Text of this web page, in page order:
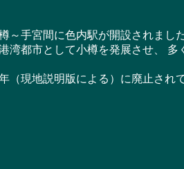
手宮間に色内駅が開設されまし
湾都市として小樽を発展させ、
現地説明版による）に廃止され